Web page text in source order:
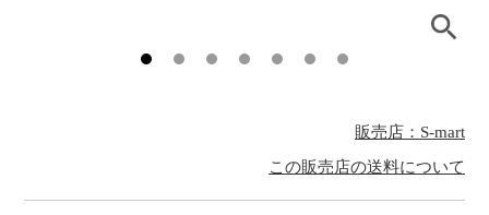
販売店：S-mart
この販売店の送料について